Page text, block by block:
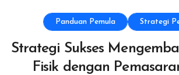
Panduan Pemula Strategi
Strategi Sukses
Fisik dengan